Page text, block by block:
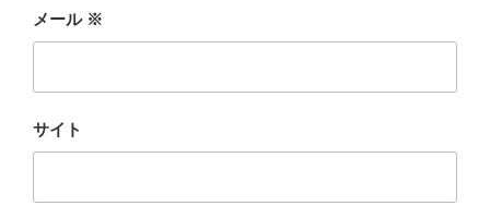
メール ※
サイト